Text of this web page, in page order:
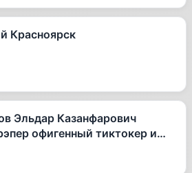
Красноярск
Эльдар Казанфарович
офигенный тиктокер и